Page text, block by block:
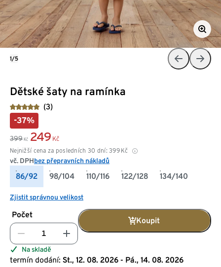
Dětské šaty na ramínka
(3)
-37%
399 Kč 249 Kč
Nejnižší cena za posledních 30 dní: 399 Kč
vč. DPHbez přepravních nákladů
86/92 98/104 110/116 122/128 134/140
Zjistit správnou velikost
Počet
Koupit
Na skladě
termín dodání: St., 12. 08. 2026 - Pá., 14. 08. 2026
1/5